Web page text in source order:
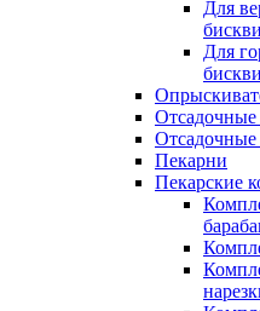
Для
Для
Пекарни
Пекарские